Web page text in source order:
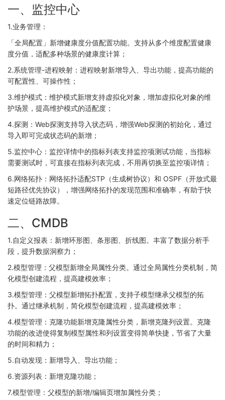
一、监控中心
1.业务管理：
「全局配置」新增健康度分值配置功能。支持从多个维度配置健康
度分值，适配多种场景的健康度计算；
2.系统管理-进程映射：进程映射新增导入、导出功能，提高功能的
可配置性、可操作性；
3.维护模式：维护模式新增支持虚拟化对象，增加虚拟化对象的维
护场景，提高维护模式的适配度；
4.探测：Web探测支持导入状态码，增强Web探测的初始化，通过
导入即可完成状态码的新增；
5.监控中心：监控详情中的指标列表支持监控项测试功能，当指标
需要测试时，可直接在指标列表完成，不用再切换至监控项详情；
6.网络拓扑：网络拓扑适配STP（生成树协议）和 OSPF（开放式最
短路径优先协议），增强网络拓扑的发现范围和准确率，有助于快
速定位链路故障。
二、CMDB
1.自定义报表：新增环形图、条形图、折线图。丰富了数据分析手
段，提升数据洞察力；
2.模型管理：父模型新增全局属性分类。通过全局属性分类机制，简
化模型创建流程，提高建模效率；
3.模型管理：父模型新增拓扑配置，支持子模型继承父模型的拓
扑。通过继承机制，简化模型创建流程，提高建模效率；
4.模型管理：克隆功能新增克隆属性分类，新增克隆列设置。克隆
功能的改进使得复制模型属性和列设置变得简单快捷，节省了大量
的时间和精力；
5.自动发现：新增导入、导出功能；
6.资源列表：新增克隆功能；
7.模型管理：父模型的新增/编辑页增加属性分类；